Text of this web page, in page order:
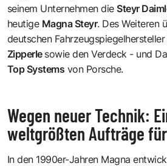
seinem Unternehmen dieSteyr
heutige Magna Steyr. Des Weiteren
deutschen Fahrzeugspiegelhersteller
Zipperle sowie den Verdeck - und
Top Systems von Porsche.
Wegen neuer Technik:
weltgrößten Aufträge
In den 1990er-Jahren Magna